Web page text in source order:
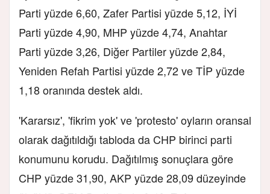
Parti yüzde 6,60, Zafer Partisi yüzde 5,12, İYİ
Parti yüzde 4,90, MHP yüzde 4,74, Anahtar
Parti yüzde 3,26, Diğer Partiler yüzde 2,84,
Yeniden Refah Partisi yüzde 2,72 ve TİP yüzde
1,18 oranında destek aldı.
'Kararsız', 'fikrim yok' ve 'protesto' oyların oransal
olarak dağıtıldığı tabloda da CHP birinci parti
konumunu korudu. Dağıtılmış sonuçlara göre
CHP yüzde 31,90, AKP yüzde 28,09 düzeyinde